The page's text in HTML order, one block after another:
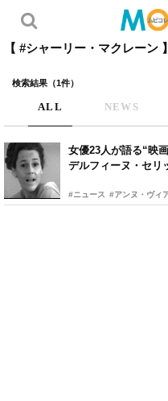
【 #シャーリー・マクレーン 】
検索結果（1件）
ALL NEWS
女優23人が語る“映
デルフィーヌ・セリ
#ニュース #アンヌ・ヴィ